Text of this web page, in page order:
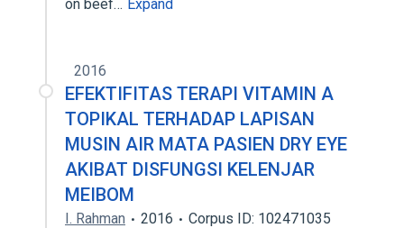
on beef… Expand
2016
EFEKTIFITAS TERAPI VITAMIN A
TOPIKAL TERHADAP LAPISAN
MUSIN AIR MATA PASIEN DRY EYE
AKIBAT DISFUNGSI KELENJAR
MEIBOM
I. Rahman 2016
Corpus ID: 102471035